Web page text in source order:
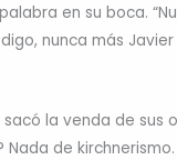
en su boca.
nunca más Javier
la venda de sus
Nada de